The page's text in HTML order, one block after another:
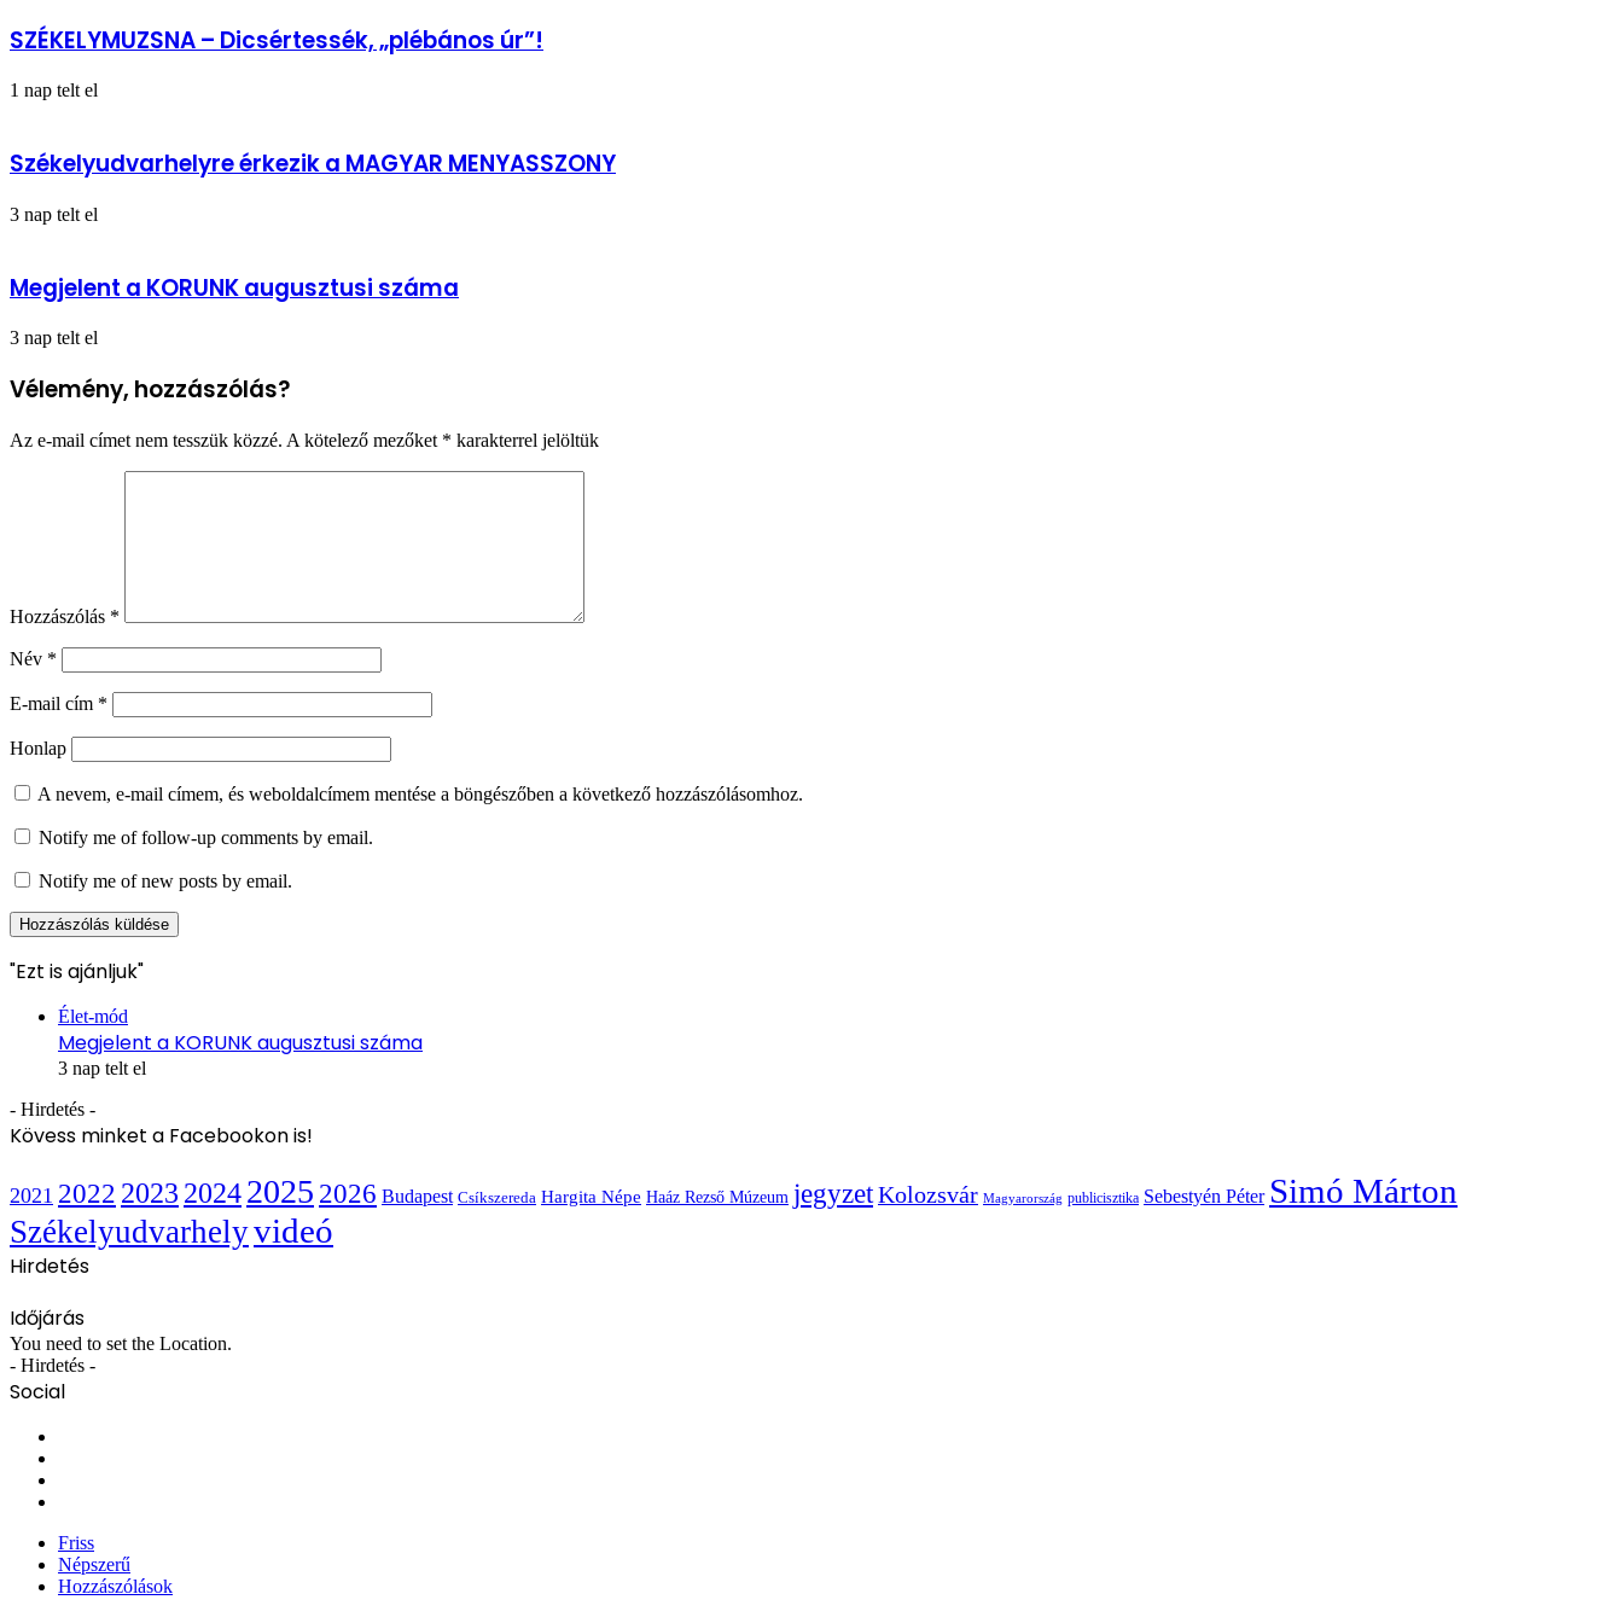
SZÉKELYMUZSNA – Dicsértessék, „plébános úr”!
1 nap telt el
Székelyudvarhelyre érkezik a MAGYAR MENYASSZONY
3 nap telt el
Megjelent a KORUNK augusztusi száma
3 nap telt el
Vélemény, hozzászólás?
Az e-mail címet nem tesszük közzé. A kötelező mezőket * karakterrel jelöltük
Hozzászólás *
Név *
E-mail cím *
Honlap
A nevem, e-mail címem, és weboldalcímem mentése a böngészőben a következő hozzászólásomhoz.
Notify me of follow-up comments by email.
Notify me of new posts by email.
"Ezt is ajánljuk"
Élet-mód
Megjelent a KORUNK augusztusi száma
3 nap telt el
- Hirdetés -
Kövess minket a Facebookon is!
2021 2022 2023 20242025 2026 Budapest Csíkszereda Hargita Népe Haáz Rezső Múzeum jegyzetKolozsvár Magyarország publicisztika Sebestyén Péter Simó Márton
Székelyudvarhelyvideó
Hirdetés
Időjárás
You need to set the Location.
- Hirdetés -
Social
Friss
Népszerű
Hozzászólások